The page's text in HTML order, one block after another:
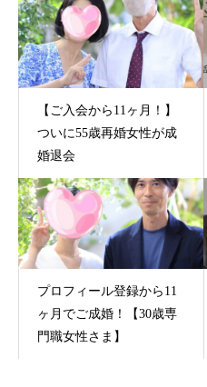
【ご入会から11ヶ月！】
ついに55歳再婚女性が成
婚退会
プロフィール登録から11
ヶ月でご成婚！【30歳専
門職女性さま】